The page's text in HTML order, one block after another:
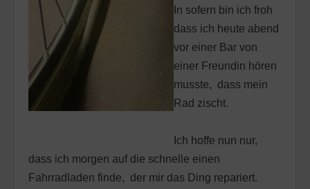
In sofern bin ich froh
dass ich heute abend
vor einer Bar von
einer Freundin hören
musste, dass mein
Rad zischt.
Ich hoffe nun nur,
dass ich morgen auf die schnelle einen
Fahrradladen finde, der mir das Ding repariert.